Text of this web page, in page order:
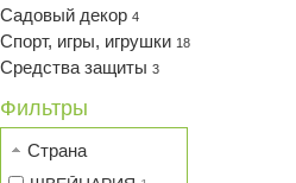
Садовый декор 4
Спорт, игры, игрушки 18
Средства защиты 3
Фильтры
Страна